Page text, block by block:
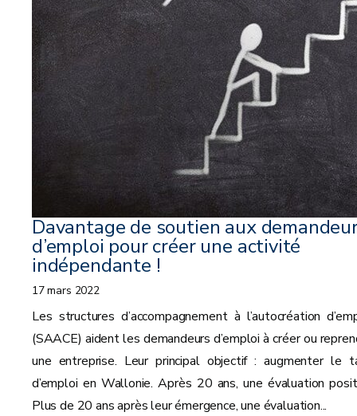
Davantage de soutien aux
d’emploi pour créer une activité
indépendante !
17 mars 2022
Les structures d’accompagnement à l’autocréation
(SAACE) aident les demandeurs d’emploi à créer ou
une entreprise. Leur principal objectif : augmenter le
d’emploi en Wallonie. Après 20 ans, une évaluation
Plus de 20 ans après leur émergence, une évaluation...